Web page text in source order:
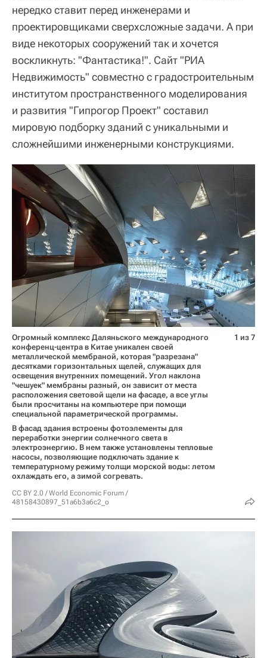
нередко ставит перед инженерами и
проектировщиками сверхсложные задачи. А при
виде некоторых сооружений так и хочется
воскликнуть: "Фантастика!". Cайт "РИА
Недвижимость" совместно с градостроительным
институтом пространственного моделирования
и развития "Гипрогор Проект" составил
мировую подборку зданий с уникальными и
сложнейшими инженерными конструкциями.
Огромный комплекс Даляньского международного
конференц-центра в Китае уникален своей
металлической мембраной, которая "разрезана"
десятками горизонтальных щелей, служащих для
освещения внутренних помещений. Угол наклона
"чешуек" мембраны разный, он зависит от места
расположения световой щели на фасаде, а все углы
были просчитаны на компьютере при помощи
специальной параметрической программы.
В фасад здания встроены фотоэлементы для
переработки энергии солнечного света в
электроэнергию. В нем также установлены тепловые
насосы, позволяющие подключать здание к
температурному режиму толщи морской воды: летом
охлаждать его, а зимой согревать.
CC BY 2.0 /World Economic Forum /
48158430897_51a6b3a6c2_o
1 из 7